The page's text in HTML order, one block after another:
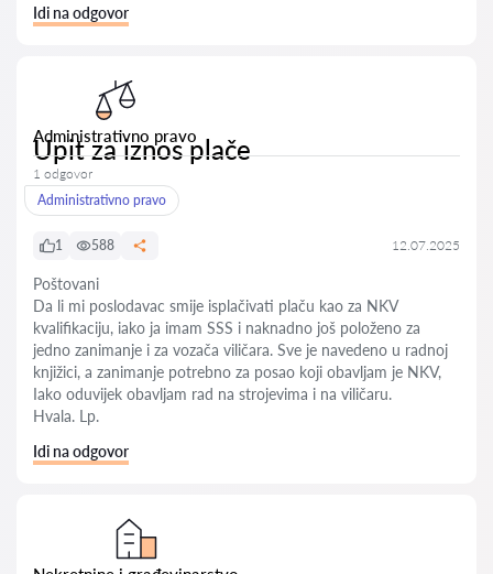
Idi na odgovor
Administrativno pravo
Upit za iznos plače
1 odgovor
Administrativno pravo
1 588 12.07.2025
Poštovani
Da li mi poslodavac smije isplačivati plaču kao za NKV
kvalifikaciju, iako ja imam SSS i naknadno još položeno za
jedno zanimanje i za vozača viličara. Sve je navedeno u radnoj
knjižici, a zanimanje potrebno za posao koji obavljam je NKV,
Iako oduvijek obavljam rad na strojevima i na viličaru.
Hvala. Lp.
Idi na odgovor